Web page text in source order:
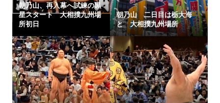
朝乃山、再入幕へ試練の黒
星スタート 大相撲九州場
所初日
朝乃山 二日目は栃大海
と 大相撲九州場所